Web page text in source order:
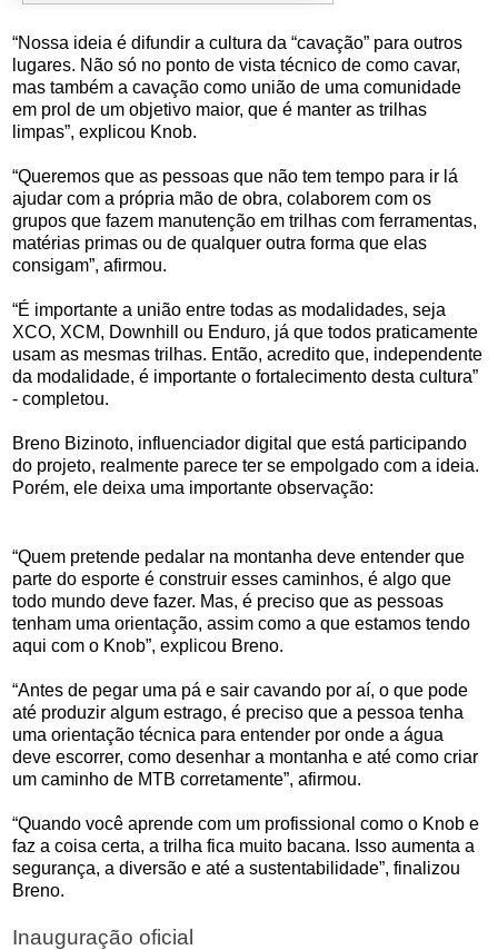
“Nossa ideia é difundir a cultura da “cavação” para outros
lugares. Não só no ponto de vista técnico de como cavar,
mas também a cavação como união de uma comunidade
em prol de um objetivo maior, que é manter as trilhas
limpas”, explicou Knob.
“Queremos que as pessoas que não tem tempo para ir lá
ajudar com a própria mão de obra, colaborem com os
grupos que fazem manutenção em trilhas com ferramentas,
matérias primas ou de qualquer outra forma que elas
consigam”, afirmou.
“É importante a união entre todas as modalidades, seja
XCO, XCM, Downhill ou Enduro, já que todos praticamente
usam as mesmas trilhas. Então, acredito que, independente
da modalidade, é importante o fortalecimento desta cultura”
- completou.
Breno Bizinoto, influenciador digital que está participando
do projeto, realmente parece ter se empolgado com a ideia.
Porém, ele deixa uma importante observação:
“Quem pretende pedalar na montanha deve entender que
parte do esporte é construir esses caminhos, é algo que
todo mundo deve fazer. Mas, é preciso que as pessoas
tenham uma orientação, assim como a que estamos tendo
aqui com o Knob”, explicou Breno.
“Antes de pegar uma pá e sair cavando por aí, o que pode
até produzir algum estrago, é preciso que a pessoa tenha
uma orientação técnica para entender por onde a água
deve escorrer, como desenhar a montanha e até como criar
um caminho de MTB corretamente”, afirmou.
“Quando você aprende com um profissional como o Knob e
faz a coisa certa, a trilha fica muito bacana. Isso aumenta a
segurança, a diversão e até a sustentabilidade”, finalizou
Breno.
Inauguração oficial